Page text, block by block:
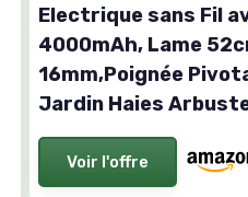
Electrique sans Fil
4000mAh, Lame
16mm,Poignée
Jardin Haies
Voir l'offre